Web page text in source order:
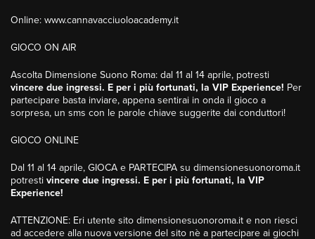
Online: www.cannavacciuoloacademy.it
GIOCO ON AIR
Ascolta Dimensione Suono Roma: dal 11 al 14 aprile, potresti
vincere due ingressi. E per i più fortunati, la VIP Experience! Per
partecipare basta inviare, appena sentirai in onda il gioco a
sorpresa, un sms con le parole chiave suggerite dai conduttori!
GIOCO ONLINE
Dal 11 al 14 aprile, GIOCA e PARTECIPA su dimensionesuonoroma.it
potresti vincere due ingressi. E per i più fortunati, la VIP
Experience!
ATTENZIONE: Eri utente sito dimensionesuonoroma.it e non riesci
ad accedere alla nuova versione del sito nè a partecipare ai giochi